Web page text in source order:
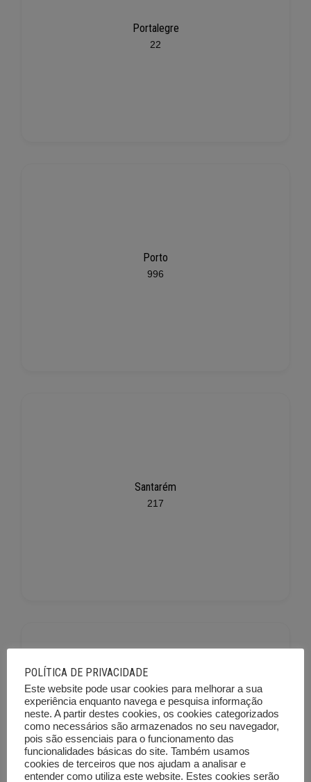
Portalegre
22
Porto
996
Santarém
217
Setúbal
225
POLÍTICA DE PRIVACIDADE
Este website pode usar cookies para melhorar a sua
experiência enquanto navega e pesquisa informação
neste. A partir destes cookies, os cookies categorizados
como necessários são armazenados no seu navegador,
pois são essenciais para o funcionamento das
funcionalidades básicas do site. Também usamos
cookies de terceiros que nos ajudam a analisar e
entender como utiliza este website. Estes cookies serão